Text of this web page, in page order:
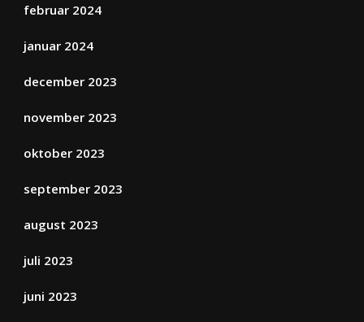
februar 2024
januar 2024
december 2023
november 2023
oktober 2023
september 2023
august 2023
juli 2023
juni 2023